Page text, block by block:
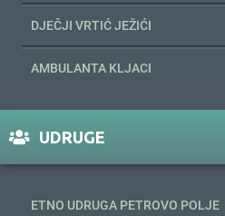
DJEČJI VRTIĆ JEŽIĆI
AMBULANTA KLJACI
UDRUGE
ETNO UDRUGA PETROVO POLJE